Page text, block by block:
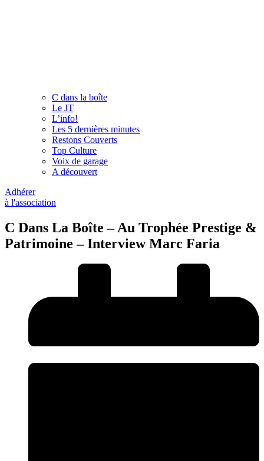
C dans la boîte
Le JT
L’info!
Les 5 dernières minutes
Restons Couverts
Top Culture
Voix de garage
A découvert
Adhérer
à l'association
C Dans La Boîte – Au Trophée Prestige &
Patrimoine – Interview Marc Faria